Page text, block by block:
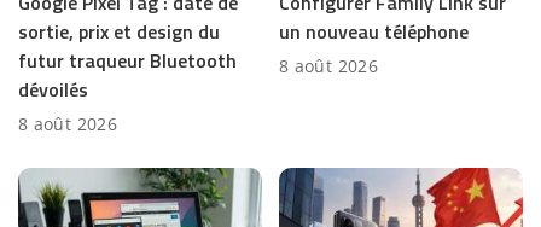
sortie, prix et design du
futur traqueur Bluetooth
dévoilés
8 août 2026
un nouveau téléphone
8 août 2026